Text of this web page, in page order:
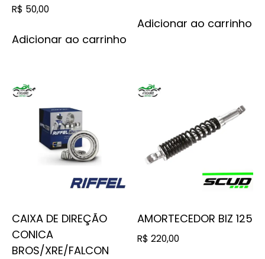
R$ 50,00
Adicionar ao carrinho
Adicionar ao carrinho
CAIXA DE DIREÇÃO
CONICA
BROS/XRE/FALCON
AMORTECEDOR BIZ 125
R$ 220,00